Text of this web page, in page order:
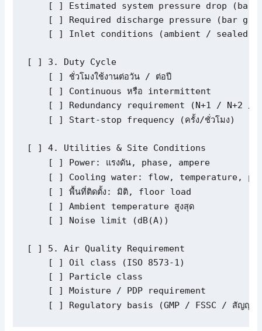
    [ ] Estimated system pressure drop (bar)
    [ ] Required discharge pressure (bar g)
[ ] Inlet conditions (ambient / sealed
[ ] 3. Duty Cycle
    [ ] ชั่วโมงใช้งานต่อวัน / ต่อปี
    [ ] Continuous หรือ intermittent
[ ] Redundancy requirement (N+1 / N+2 /
    [ ] Start-stop frequency (ครั้ง/ชั่วโมง)
[ ] 4. Utilities & Site Conditions
    [ ] Power: แรงดัน, phase, ampere
[ ] Cooling water: flow, temperature,
    [ ] พื้นที่ติดตั้ง: มิติ, floor load
    [ ] Ambient temperature สูงสุด
    [ ] Noise limit (dB(A))
[ ] 5. Air Quality Requirement
    [ ] Oil class (ISO 8573-1)
    [ ] Particle class
    [ ] Moisture / PDP requirement
[ ] Regulatory basis (GMP / FSSC / สัญญา